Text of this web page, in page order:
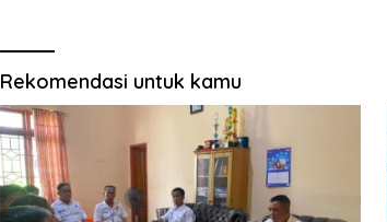
Rekomendasi untuk kamu